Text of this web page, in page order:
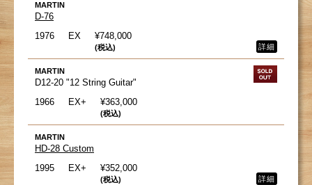
MARTIN
D-76
1976
EX ¥748,000
(税込) 詳細
MARTIN
D12-20 "12 String Guitar"
1966
EX+ ¥363,000
(税込)
MARTIN
HD-28 Custom
1995
EX+ ¥352,000
(税込) 詳細